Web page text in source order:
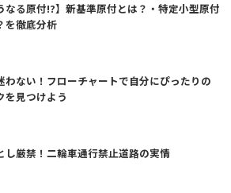
なる原付!?】新基準原付とは？・特定小型原付
を徹底分析
わない！フローチャートで自分にぴったりの
を見つけよう
し厳禁！二輪車通行禁止道路の実情